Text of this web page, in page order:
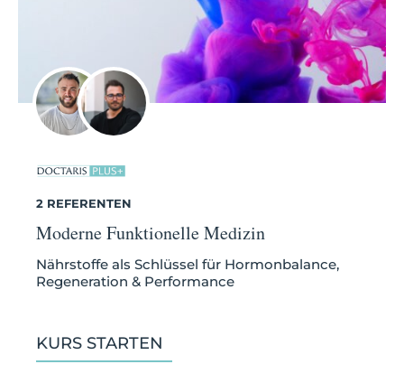
2 REFERENTEN
Moderne Funktionelle Medizin
Nährstoffe als Schlüssel für Hormonbalance,
Regeneration & Performance
KURS STARTEN